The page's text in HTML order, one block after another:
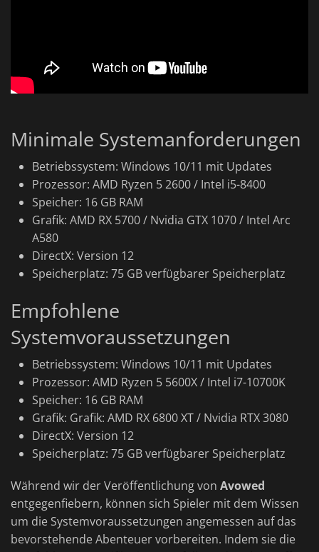
Minimale Systemanforderungen
Betriebssystem: Windows 10/11 mit Updates
Prozessor: AMD Ryzen 5 2600 / Intel i5-8400
Speicher: 16 GB RAM
Grafik: AMD RX 5700 / Nvidia GTX 1070 / Intel Arc
A580
DirectX: Version 12
Speicherplatz: 75 GB verfügbarer Speicherplatz
Empfohlene
Systemvoraussetzungen
Betriebssystem: Windows 10/11 mit Updates
Prozessor: AMD Ryzen 5 5600X / Intel i7-10700K
Speicher: 16 GB RAM
Grafik: Grafik: AMD RX 6800 XT / Nvidia RTX 3080
DirectX: Version 12
Speicherplatz: 75 GB verfügbarer Speicherplatz
Während wir der Veröffentlichung von Avowed
entgegenfiebern, können sich Spieler mit dem Wissen
um die Systemvoraussetzungen angemessen auf das
bevorstehende Abenteuer vorbereiten. Indem sie die